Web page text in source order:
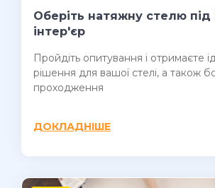
Оберіть натяжну стелю
інтер'єр
Пройдіть опитування і отримаєте
рішення для вашої стелі, а також
проходження
ДОКЛАДНІШЕ